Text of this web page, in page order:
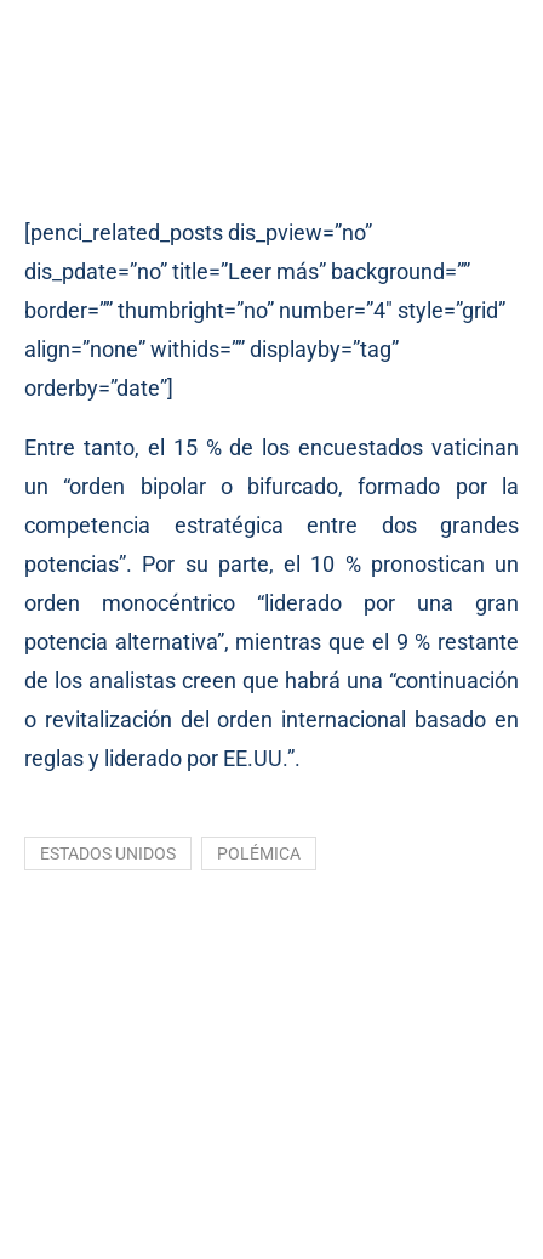
[penci_related_posts dis_pview=”no”
dis_pdate=”no” title=”Leer más” background=””
border=”” thumbright=”no” number=”4″ style=”grid”
align=”none” withids=”” displayby=”tag”
orderby=”date”]
Entre tanto, el 15 % de los encuestados vaticinan
un “orden bipolar o bifurcado, formado por la
competencia estratégica entre dos grandes
potencias”. Por su parte, el 10 % pronostican un
orden monocéntrico “liderado por una gran
potencia alternativa”, mientras que el 9 % restante
de los analistas creen que habrá una “continuación
o revitalización del orden internacional basado en
reglas y liderado por EE.UU.”.
ESTADOS UNIDOS POLÉMICA